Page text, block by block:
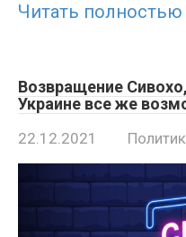
Читать полностью
Возвращение
Украине все же
22.12.2021